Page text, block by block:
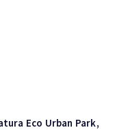
Eco Urban Park,